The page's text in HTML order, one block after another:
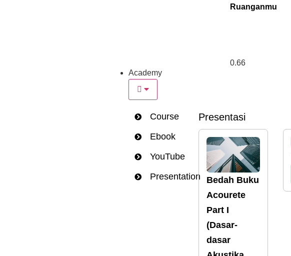
Ruanganmu
Academy
Course
Ebook
YouTube
Presentation
Presentasi
Bedah Buku
Acourete
Part I
(Dasar-
dasar